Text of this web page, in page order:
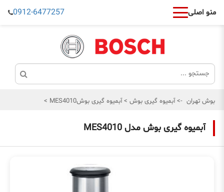
منو اصلی 0912-6477257
بوش تهران ->آبمیوه گیری بوش >آبمیوه گیری بوشMES4010 >
آبمیوه گیری بوش مدل MES4010